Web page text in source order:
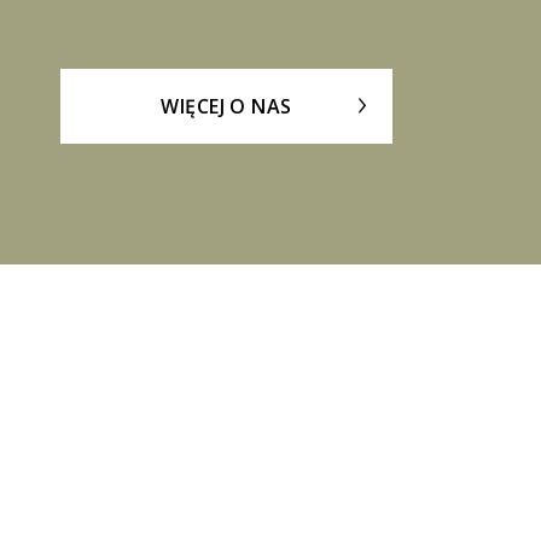
WIĘCEJ O NAS